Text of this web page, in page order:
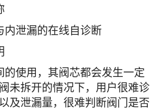
内泄漏的在线自诊断
的使用，其阀芯都会发生一定
未拆开的情况下，用户很难诊
及泄漏量，很难判断阀门是否